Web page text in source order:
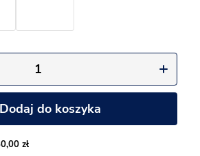
Dodaj do koszyka
zł